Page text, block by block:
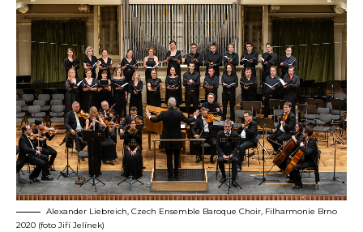
Alexander Liebreich, Czech Ensemble Baroque Choir, Filharmonie Brno
2020 (foto Jiří Jelínek)